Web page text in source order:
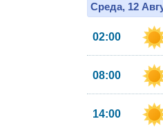
Среда, 12
02:00
08:00
14:00